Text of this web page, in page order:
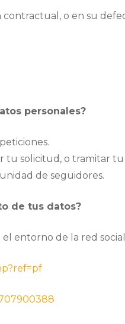
contractual, o en su
personales?
tu solicitud, o tramitar
de seguidores.
de tus datos?
entorno de la red